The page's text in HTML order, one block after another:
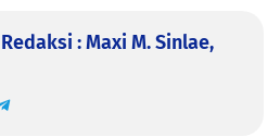
: Maxi M. Sinlae,